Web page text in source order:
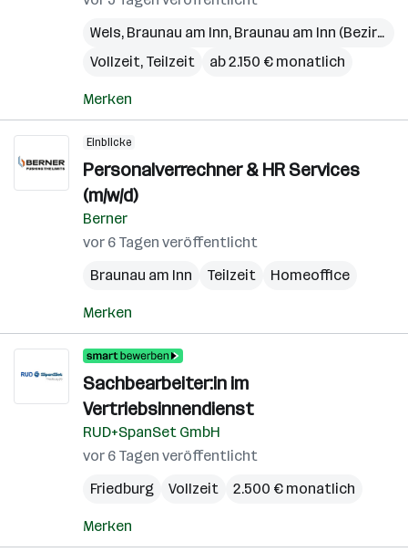
Wels, Braunau am Inn, Braunau am Inn (Bezirk)
Vollzeit, Teilzeit
ab 2.150 € monatlich
Merken
Einblicke
Personalverrechner & HR Services
(m/w/d)
Berner
vor 6 Tagen veröffentlicht
Braunau am Inn
Teilzeit Homeoffice
Merken
Sachbearbeiter:in im
Vertriebsinnendienst
RUD+SpanSet GmbH
vor 6 Tagen veröffentlicht
Friedburg
Vollzeit 2.500 € monatlich
Merken